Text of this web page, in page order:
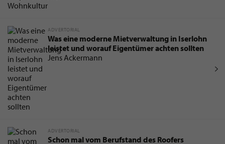
ADVERTORIAL
Was eine moderne Mietverwaltung in Iserlohn
leistet und worauf Eigentümer achten sollten
Jens Ackermann
ADVERTORIAL
Schon mal vom Berufstand des Roofers